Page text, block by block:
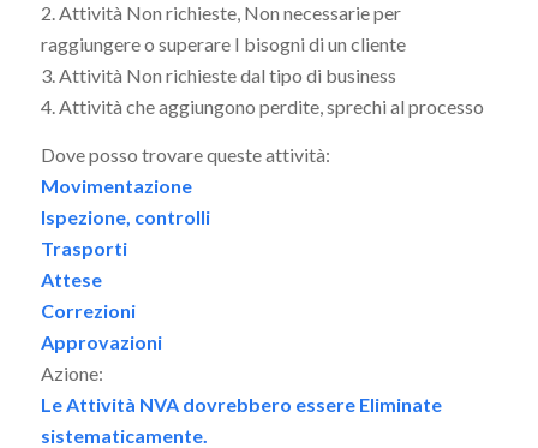
2. Attività Non richieste, Non necessarie per
raggiungere o superare I bisogni di un cliente
3. Attività Non richieste dal tipo di business
4. Attività che aggiungono perdite, sprechi al processo
Dove posso trovare queste attività:
Movimentazione
Ispezione, controlli
Trasporti
Attese
Correzioni
Approvazioni
Azione:
Le Attività NVA dovrebbero essere Eliminate
sistematicamente.